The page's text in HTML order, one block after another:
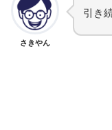
さきやん
引き